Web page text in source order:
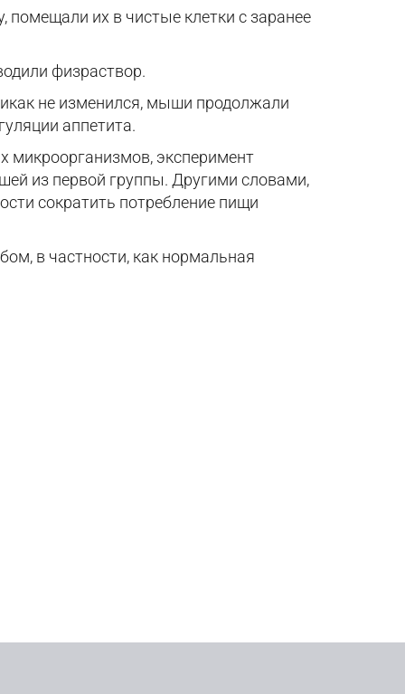
их в чистые клетки с заранее
физраствор.
не изменился, мыши продолжали
аппетита.
микроорганизмов, эксперимент
из первой группы. Другими словами,
сократить потребление пищи
в частности, как нормальная